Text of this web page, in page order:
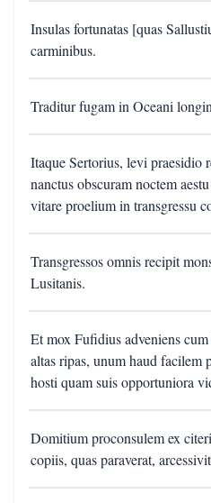
Insulas fortunatas [quas
carminibus.
Traditur fugam in Oceani
Itaque Sertorius, levi praesidio
nanctus obscuram noctem
vitare proelium in transgressu
Transgressos omnis recipit
Lusitanis.
Et mox Fufidius adveniens
altas ripas, unum haud facilem
hosti quam suis opportuniora
Domitium proconsulem ex
copiis, quas paraverat,